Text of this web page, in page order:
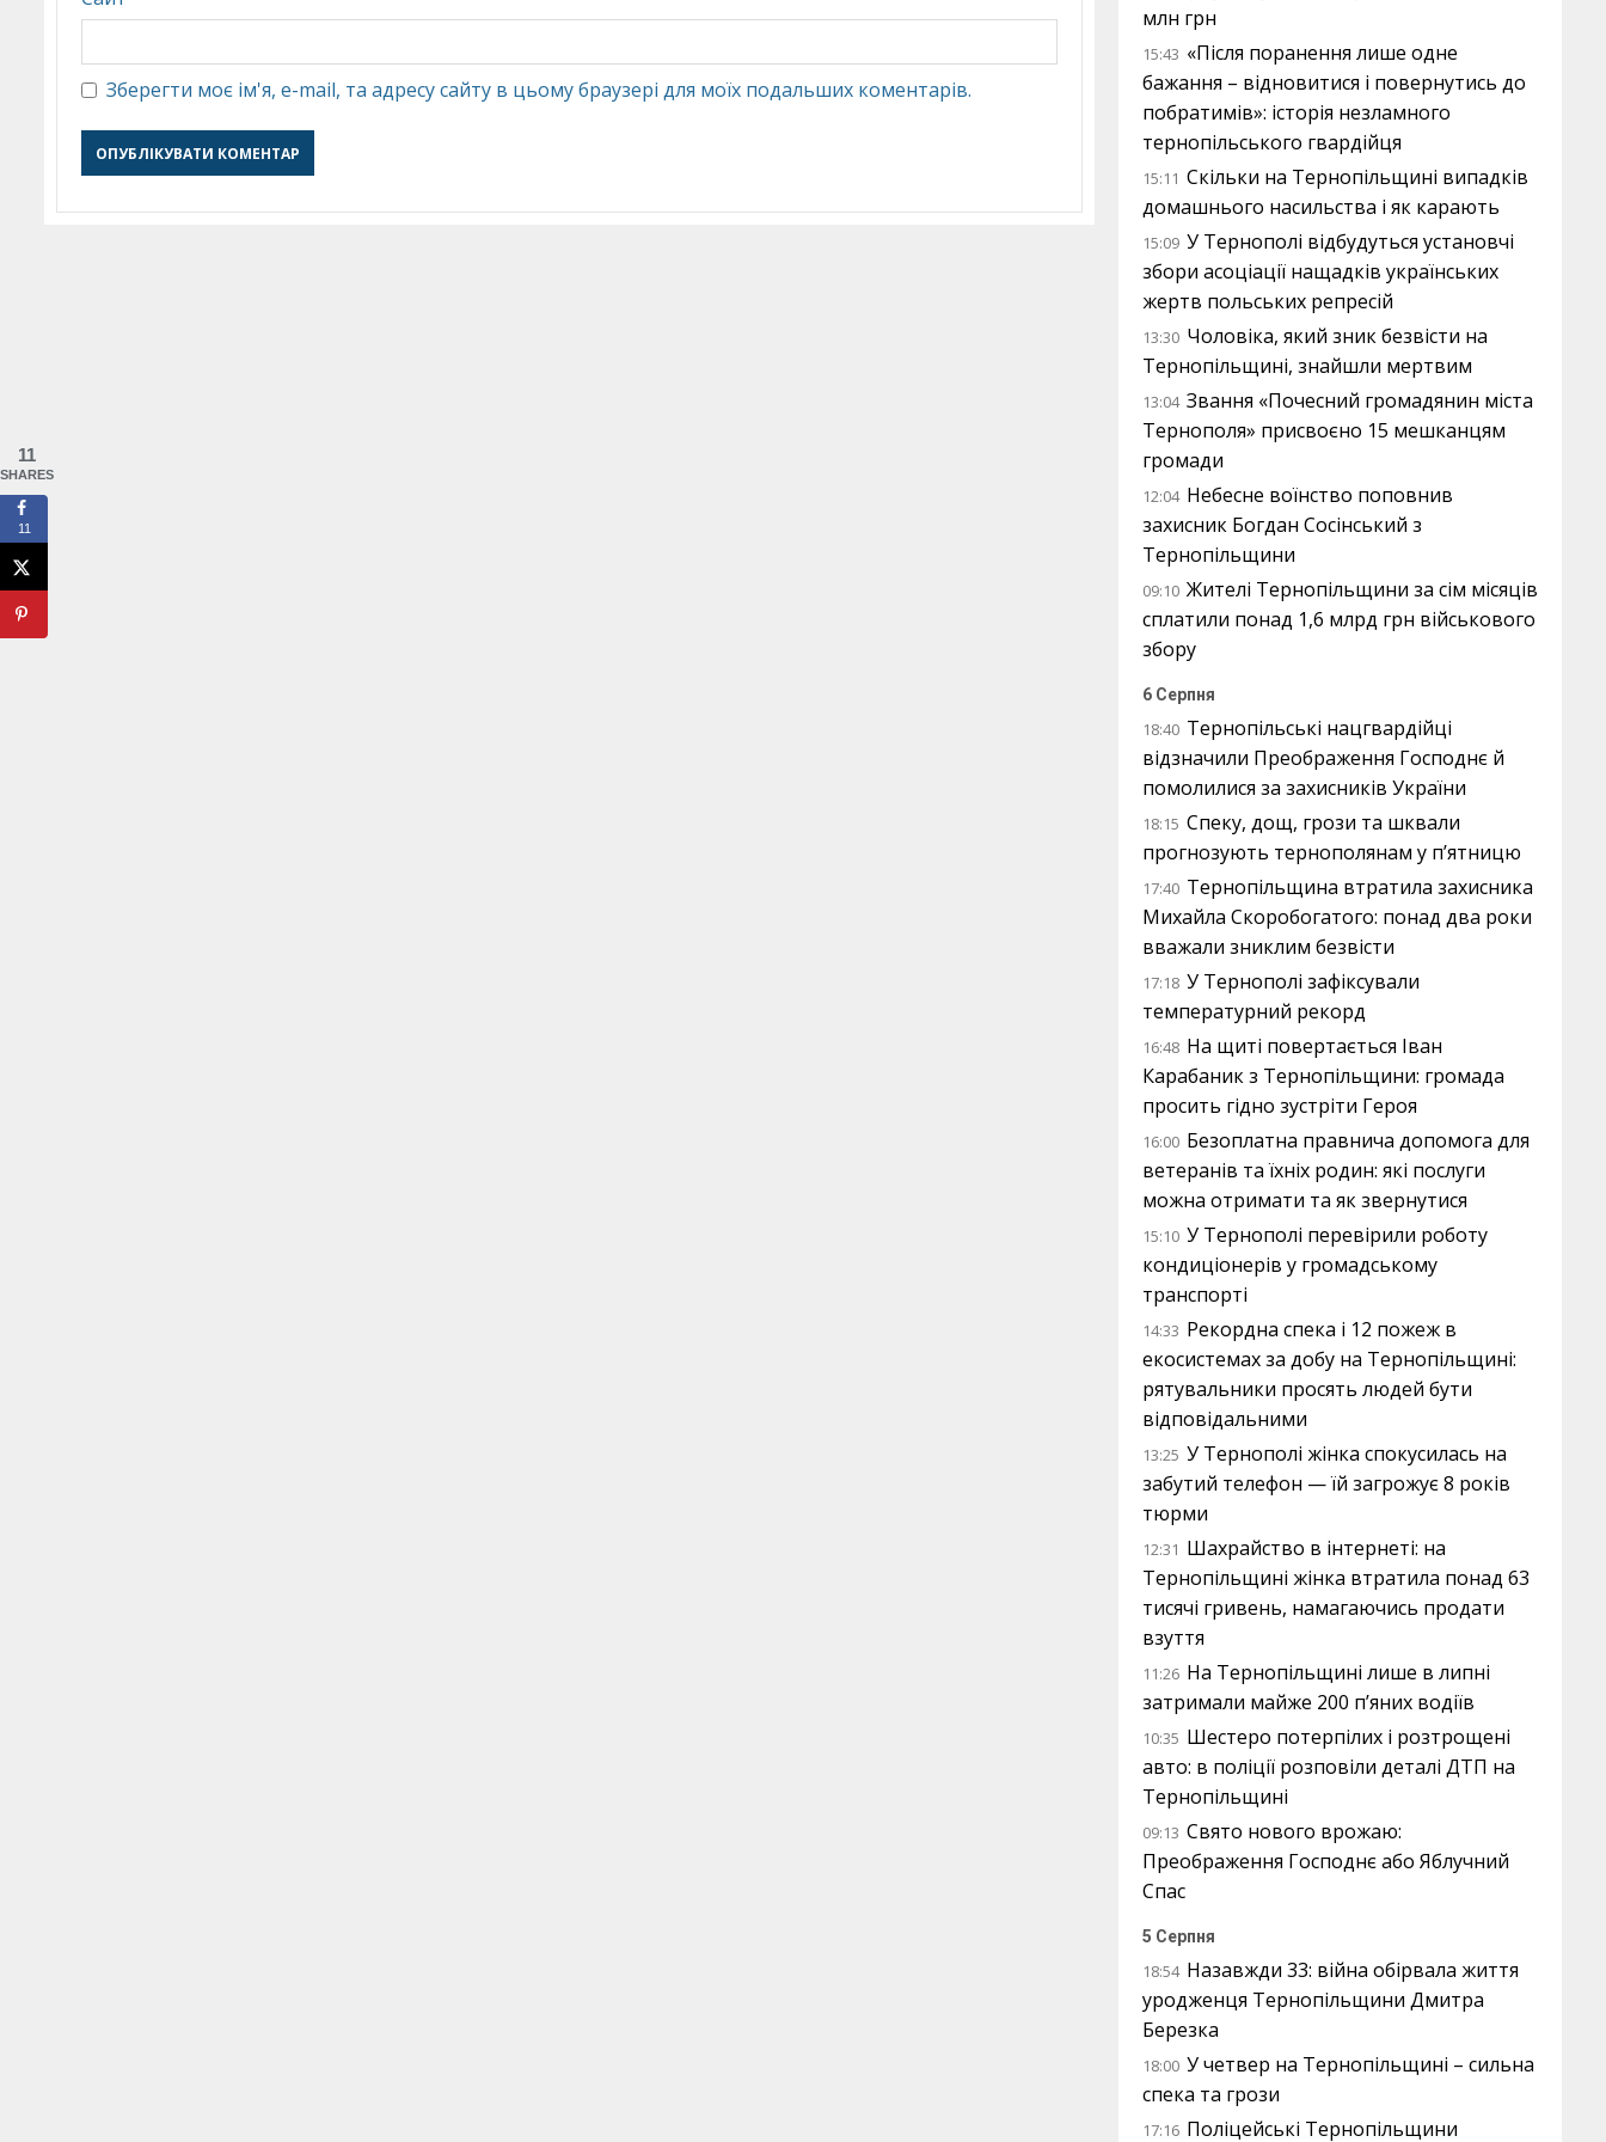
Зберегти моє ім'я, e-mail, та адресу сайту в цьому браузері для моїх подальших коментарів.
млн грн
15:43 «Після поранення лише одне
бажання – відновитися і повернутись до
побратимів»: історія незламного
тернопільського гвардійця
15:11 Скільки на Тернопільщині випадків
домашнього насильства і як карають
15:09 У Тернополі відбудуться установчі
збори асоціації нащадків українських
жертв польських репресій
13:30 Чоловіка, який зник безвісти на
Тернопільщині, знайшли мертвим
13:04 Звання «Почесний громадянин міста
Тернополя» присвоєно 15 мешканцям
громади
12:04 Небесне воїнство поповнив
захисник Богдан Сосінський з
Тернопільщини
09:10 Жителі Тернопільщини за сім місяців
сплатили понад 1,6 млрд грн військового
збору
6 Серпня
18:40 Тернопільські нацгвардійці
відзначили Преображення Господнє й
помолилися за захисників України
18:15 Спеку, дощ, грози та шквали
прогнозують тернополянам у п’ятницю
17:40 Тернопільщина втратила захисника
Михайла Скоробогатого: понад два роки
вважали зниклим безвісти
17:18 У Тернополі зафіксували
температурний рекорд
16:48 На щиті повертається Іван
Карабаник з Тернопільщини: громада
просить гідно зустріти Героя
16:00 Безоплатна правнича допомога для
ветеранів та їхніх родин: які послуги
можна отримати та як звернутися
15:10 У Тернополі перевірили роботу
кондиціонерів у громадському
транспорті
14:33 Рекордна спека і 12 пожеж в
екосистемах за добу на Тернопільщині:
рятувальники просять людей бути
відповідальними
13:25 У Тернополі жінка спокусилась на
забутий телефон — їй загрожує 8 років
тюрми
12:31 Шахрайство в інтернеті: на
Тернопільщині жінка втратила понад 63
тисячі гривень, намагаючись продати
взуття
11:26 На Тернопільщині лише в липні
затримали майже 200 п’яних водіїв
10:35 Шестеро потерпілих і розтрощені
авто: в поліції розповіли деталі ДТП на
Тернопільщині
09:13 Свято нового врожаю:
Преображення Господнє або Яблучний
Спас
5 Серпня
18:54 Назавжди 33: війна обірвала життя
уродженця Тернопільщини Дмитра
Березка
18:00 У четвер на Тернопільщині – сильна
спека та грози
17:16 Поліцейські Тернопільщини
11
SHARES
11